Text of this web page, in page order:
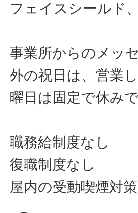
フェイスシールド
事業所からのメッ
外の祝日は、営業
曜日は固定で休みで
職務給制度なし
復職制度なし
屋内の受動喫煙対